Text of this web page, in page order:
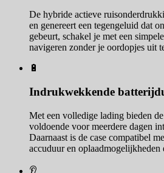
De hybride actieve
en genereert een tegengeluid dat
gebeurt, schakel je met een
navigeren zonder je oordopjes uit
🔋
Indrukwekkende
Met een volledige lading bieden
voldoende voor meerdere dagen
Daarnaast is de case compatibel
accuduur en
👂